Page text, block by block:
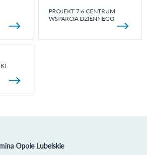
PROJEKT 7.6 CENTRUM
WSPARCIA DZIENNEGO
Opole Lubelskie